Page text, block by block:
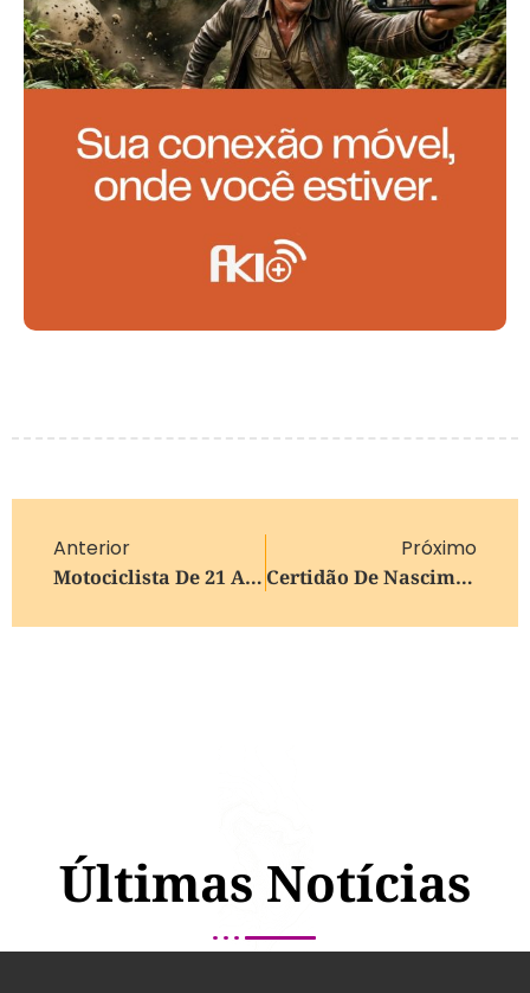
Anterior
Motociclista De 21 Anos Morre Após Colisão Múltipla Na ERS-115, Em Gramado
Próximo
Certidão De Nascimento ‘de Papel’ Pode Estar Com Os Dias Contados No Brasil Após Novo Projeto
Últimas Notícias